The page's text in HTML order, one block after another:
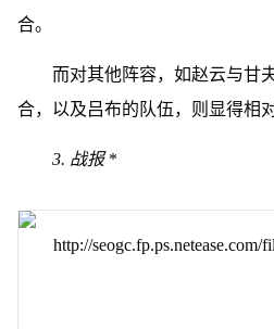
合。
而对其他阵容，如赵云与甘
合，以及吕布的队伍，则显得相
3. 战报*